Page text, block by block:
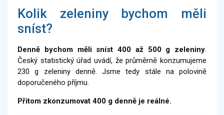
Kolik zeleniny bychom měli
sníst?
Denně bychom měli sníst 400 až 500 g zeleniny.
Český statistický úřad uvádí, že průměrně konzumujeme
230 g zeleniny denně. Jsme tedy stále na polovině
doporučeného příjmu.
Přitom zkonzumovat 400 g denně je reálné.